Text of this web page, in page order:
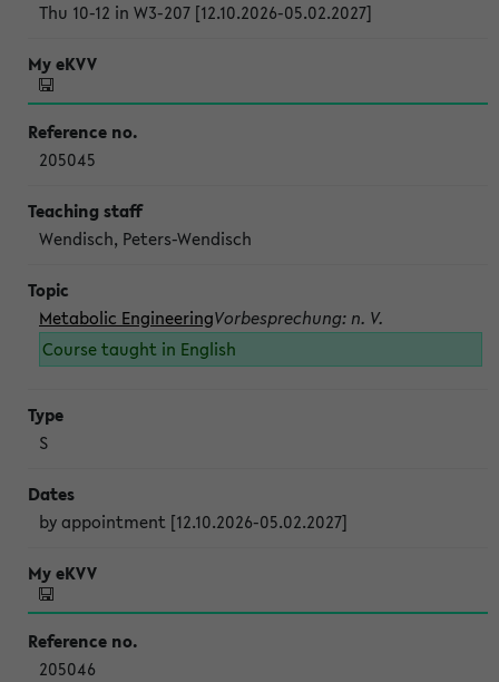
Thu 10-12 in W3-207 [12.10.2026-05.02.2027]
205045
Wendisch, Peters-Wendisch
Metabolic EngineeringVorbesprechung: n. V.
Course taught in English
S
by appointment [12.10.2026-05.02.2027]
205046